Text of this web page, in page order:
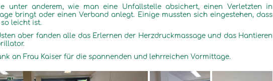
unter anderem, wie man eine Unfallstelle absichert, einen Verletzten in
bringt oder einen Verband anlegt. Einige mussten sich eingestehen, dass
leicht ist.
aber fanden alle das Erlernen der Herzdruckmassage und das Hantieren
an Frau Kaiser für die spannenden und lehrreichen Vormittage.